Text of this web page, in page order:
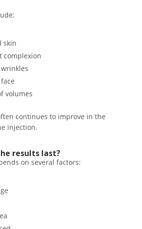
skin
complexion
volumes
continues to improve in the
injection.
results last?
on several factors: